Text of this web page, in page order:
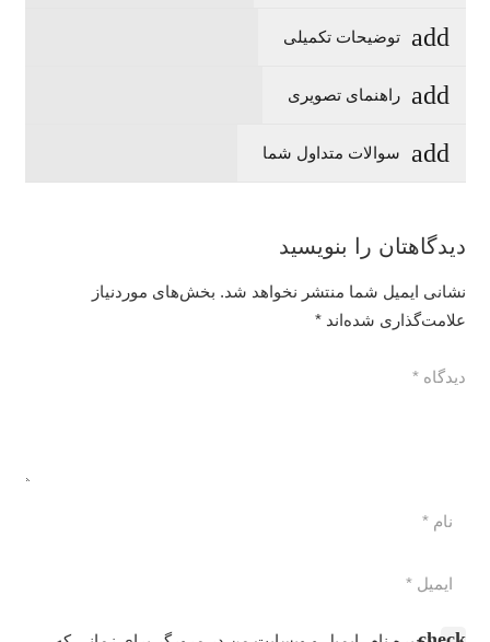
توضیحات تکمیلی
راهنمای تصویری
سوالات متداول شما
دیدگاهتان را بنویسید
نشانی ایمیل شما منتشر نخواهد شد. بخش‌های موردنیاز
علامت‌گذاری شده‌اند*